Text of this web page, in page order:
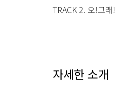
TRACK 2. 오!그래!
자세한 소개